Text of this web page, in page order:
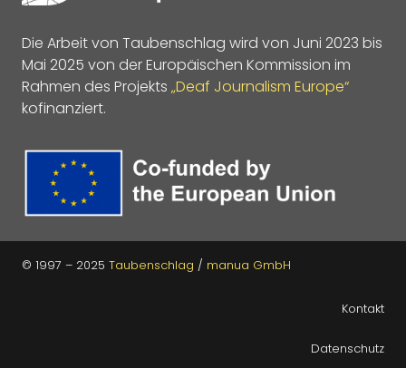
Die Arbeit von Taubenschlag wird von Juni 2023 bis
Mai 2025 von der Europäischen Kommission im
Rahmen des Projekts „Deaf Journalism Europe“
kofinanziert.
© 1997 – 2025 Taubenschlag / manua GmbH
Kontakt
Datenschutz